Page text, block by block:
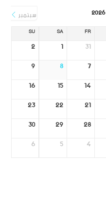
سبتمبر
FR
SA
SU
31
1
2
7
8
9
14
15
16
21
22
23
28
29
30
4
5
6